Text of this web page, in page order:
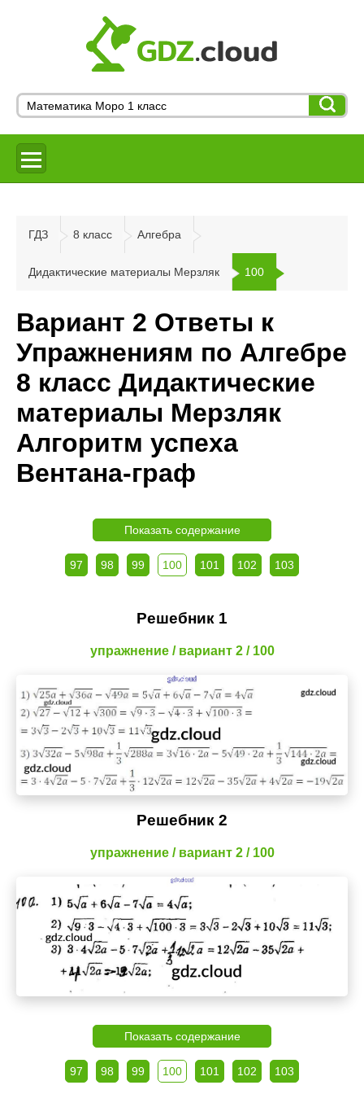
ГДЗ 8 класс Алгебра
Дидактические материалы Мерзляк 100
Вариант 2 Ответы к
Упражнениям по Алгебре
8 класс Дидактические
материалы Мерзляк
Алгоритм успеха
Вентана-граф
Показать содержание
97 98 99 100 101 102 103
Решебник 1
упражнение / вариант 2 / 100
Решебник 2
упражнение / вариант 2 / 100
Показать содержание
97 98 99 100 101 102 103